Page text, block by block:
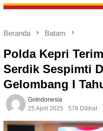
Beranda Batam
Polda Kepri
Serdik Sespimti
Gelombang I
GoIndonesia
25 April 2025
576 Dilihat